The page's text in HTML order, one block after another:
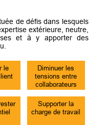
de défis dans lesquels
extérieure, neutre,
et à y apporter des
le
Diminuer les
tensions entre
collaborateurs
Supporter la
charge de travail